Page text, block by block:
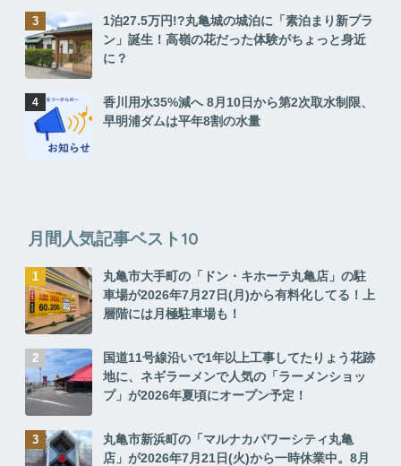
1泊27.5万円!?丸亀城の城泊に「素泊まり新プラ
ン」誕生！高嶺の花だった体験がちょっと身近
に？
香川用水35%減へ 8月10日から第2次取水制限、
早明浦ダムは平年8割の水量
月間人気記事ベスト10
丸亀市大手町の「ドン・キホーテ丸亀店」の駐
車場が2026年7月27日(月)から有料化してる！上
層階には月極駐車場も！
国道11号線沿いで1年以上工事してたりょう花跡
地に、ネギラーメンで人気の「ラーメンショッ
プ」が2026年夏頃にオープン予定！
丸亀市新浜町の「マルナカパワーシティ丸亀
店」が2026年7月21日(火)から一時休業中。8月